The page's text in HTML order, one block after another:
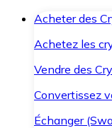
Acheter des
Achetez les
Vendre des
Convertissez
Échanger